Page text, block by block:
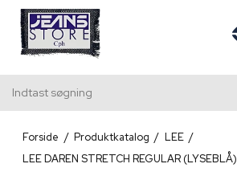
Forside / Produktkatalog / LEE /
LEE DAREN STRETCH REGULAR (LYSEBLÅ)